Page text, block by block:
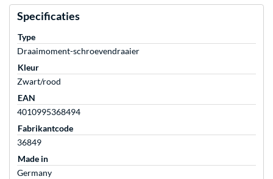
Specificaties
Type
Draaimoment-schroevendraaier
Kleur
Zwart/rood
EAN
4010995368494
Fabrikantcode
36849
Made in
Germany